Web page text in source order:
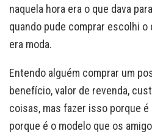
naquela hora era o que dava
quando pude comprar escolhi o
era moda.
Entendo alguém comprar um
benefício, valor de revenda,
coisas, mas fazer isso porque
porque é o modelo que os